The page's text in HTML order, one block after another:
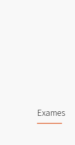
Exames